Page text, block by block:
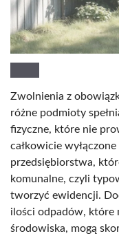
Zwolnienia z
różne podmioty
fizyczne, które nie
całkowicie
przedsiębiorstwa,
komunalne, czyli
tworzyć ewidencji.
ilości odpadów, które
środowiska, mogą